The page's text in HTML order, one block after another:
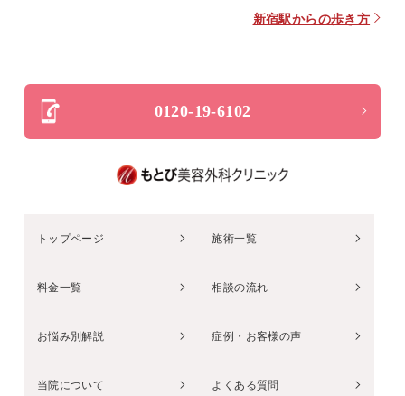
新宿駅からの歩き方
0120-19-6102
トップページ 施術一覧
料金一覧 相談の流れ
お悩み別解説 症例・お客様の声
当院について よくある質問